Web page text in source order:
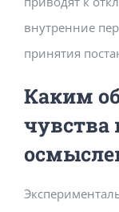
внутренние
принятия
Каким
чувства